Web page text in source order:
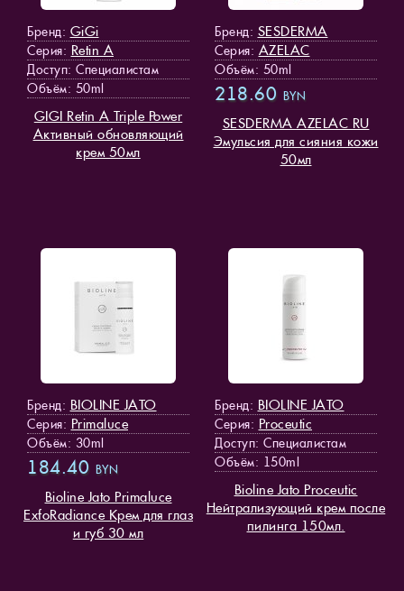
Бренд: GiGi
Серия: Retin A
Доступ: Специалистам
Объём: 50ml
GIGI Retin A Triple Power
Активный обновляющий
крем 50мл
Бренд: SESDERMA
Серия: AZELAC
Объём: 50ml
218.60 BYN
SESDERMA AZELAC RU
Эмульсия для сияния кожи
50мл
Бренд: BIOLINE JATO
Серия: Primaluce
Объём: 30ml
184.40 BYN
Bioline Jato Primaluce
ExfoRadiance Крем для глаз
и губ 30 мл
Бренд: BIOLINE JATO
Серия: Proceutic
Доступ: Специалистам
Объём: 150ml
Bioline Jato Proceutic
Нейтрализующий крем после
пилинга 150мл.